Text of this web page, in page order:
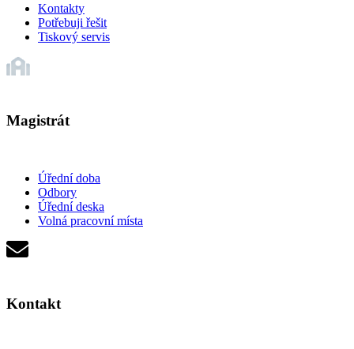
Kontakty
Potřebuji řešit
Tiskový servis
Magistrát
Úřední doba
Odbory
Úřední deska
Volná pracovní místa
Kontakt